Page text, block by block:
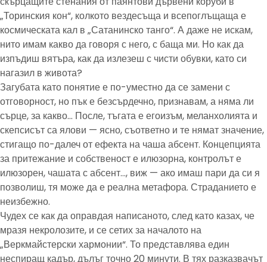
„Торинския кон“, колкото вездесъща и всепоглъщаща е
космическата кал в „Сатанинско танго“. А даже не искам,
нито имам какво да говоря с него, с баща ми. Но как да
изпъдиш вятъра, как да излезеш с чисти обувки, като си
нагазил в живота?
Загубата като понятие е по-уместно да се замени с
отговорност, но пък е безсърдечно, признавам, а няма ли
сърце, за какво… После, тъгата е егоизъм, меланхолията и
скепсисът са ялови — ясно, съответно и те нямат значение,
стигащо по-далеч от ефекта на чаша абсент. Концепцията
за притежание и собственост е илюзорна, контролът е
илюзорен, чашата с абсент…, виж — ако имаш пари да си я
позволиш, тя може да е реална метафора. Страданието е
неизбежно.
Чудех се как да оправдая написаното, след като казах, че
мразя некролозите, и се сетих за началото на
„Веркмайстерски хармонии“. То представлява един
неспиращ кадър, дълъг точно 20 минути. В тях разказвачът